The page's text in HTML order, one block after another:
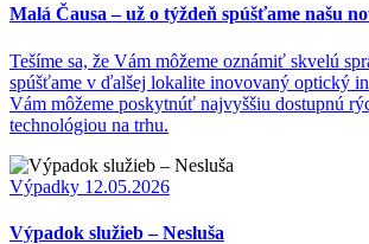
Malá Čausa – už o týždeň spúšťame našu
Tešíme sa, že Vám môžeme oznámiť skvelú
spúšťame v ďalšej lokalite inovovaný optický
Vám môžeme poskytnúť najvyššiu dostupnú
technológiou na trhu.
Výpadky 12.05.2026
Výpadok služieb – Nesluša